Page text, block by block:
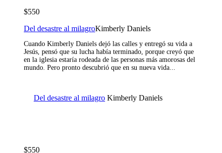
$550
Del desastre al milagroKimberly Daniels
Cuando Kimberly Daniels dejó las calles y entregó su vida a
Jesús, pensó que su lucha había terminado, porque creyó que
en la iglesia estaría rodeada de las personas más amorosas del
mundo. Pero pronto descubrió que en su nueva vida...
Del desastre al milagro Kimberly Daniels
$550